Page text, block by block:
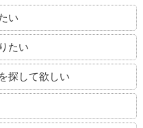
い
たい
探して欲しい